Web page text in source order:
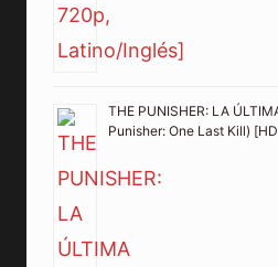
THE PUNISHER: LA
Punisher: One Last Kill)